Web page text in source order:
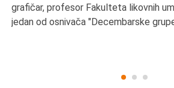
grafičar, profesor Fakulteta likovnih
jedan od osnivača "Decembarske